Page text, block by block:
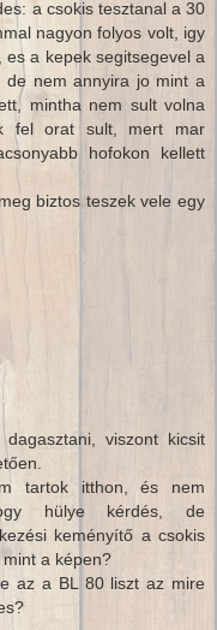
a csokis tesztanal a 30
nagyon folyos volt, igy
a kepek segitsegevel a
de nem annyira jo mint a
mintha nem sult volna
fel orat sult, mert mar
hofokon kellett
biztos teszek vele egy
viszont kicsit
tartok itthon, és nem
hülye kérdés, de
keményítő a csokis
a képen?
az a BL 80 liszt az mire